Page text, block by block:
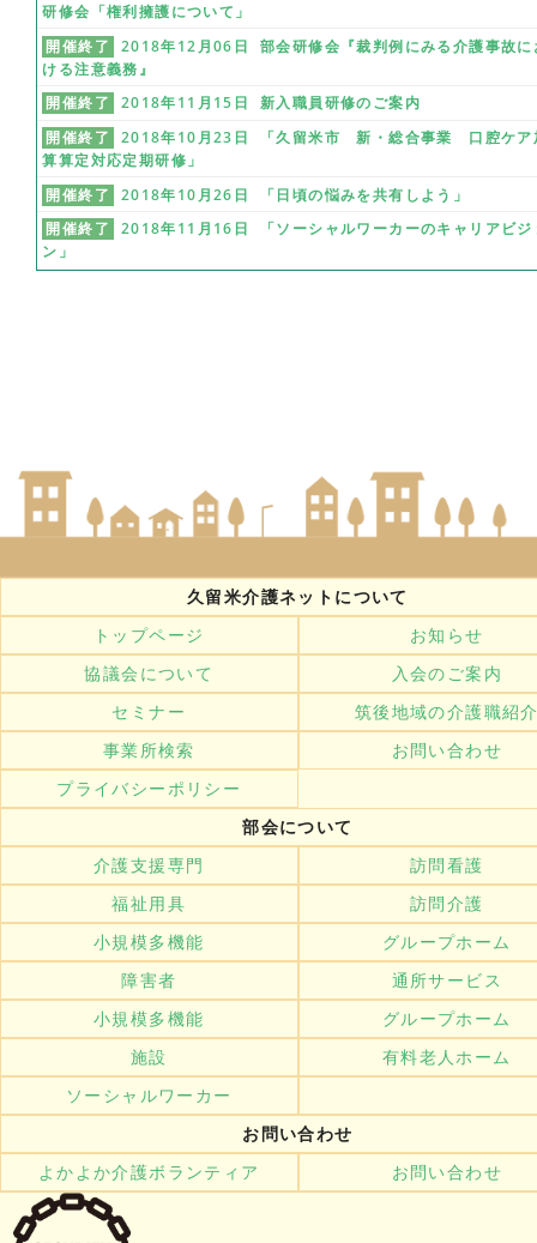
研修会「権利擁護について」
開催終了
2018年12月06日 部会研修会『裁判例にみる介護事故に
ける注意義務』
開催終了
2018年11月15日 新入職員研修のご案内
開催終了
2018年10月23日 「久留米市 新・総合事業 口腔ケア
算算定対応定期研修」
開催終了
2018年10月26日 「日頃の悩みを共有しよう」
開催終了
2018年11月16日 「ソーシャルワーカーのキャリアビジ
ン」
久留米介護ネットについて
トップページ
お知らせ
協議会について
入会のご案内
セミナー
筑後地域の介護職紹
事業所検索
お問い合わせ
プライバシーポリシー
部会について
介護支援専門
訪問看護
福祉用具
訪問介護
小規模多機能
グループホーム
障害者
通所サービス
小規模多機能
グループホーム
施設
有料老人ホーム
ソーシャルワーカー
お問い合わせ
よかよか介護ボランティア
お問い合わせ